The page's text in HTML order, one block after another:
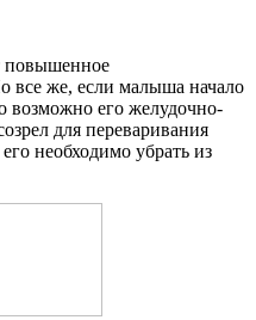
повышенное
все же, если малыша начало
возможно его желудочно-
для переваривания
необходимо убрать из